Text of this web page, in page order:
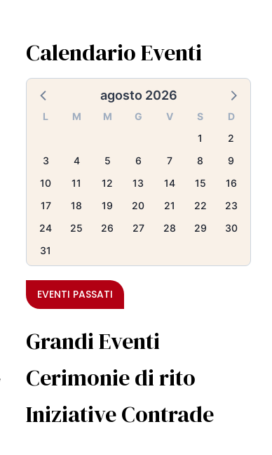
Calendario Eventi
agosto 2026
L M M G V S
D
1
2
3
4 5 6 7 8
9
10
11 12 13 14 15
16
17
18 19 20 21 22
23
24
25 26 27 28 29
30
31
EVENTI PASSATI
Grandi Eventi
Cerimonie di rito
Iniziative Contrade